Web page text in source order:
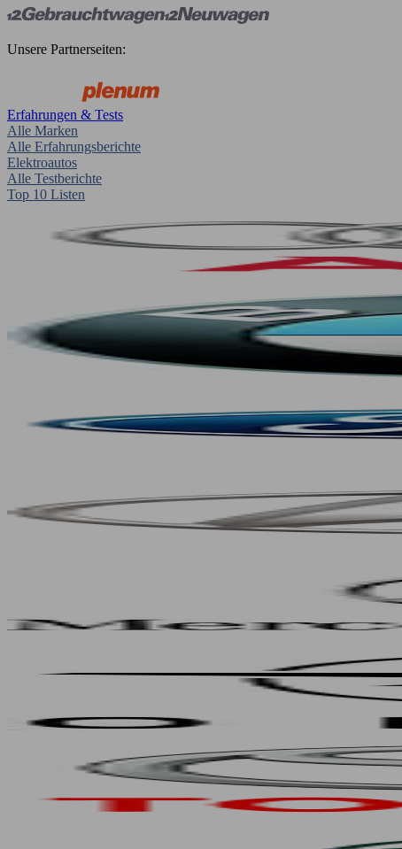
Unsere Partnerseiten:
Erfahrungen & Tests
Alle Marken
Alle Erfahrungsberichte
Elektroautos
Alle Testberichte
Top 10 Listen